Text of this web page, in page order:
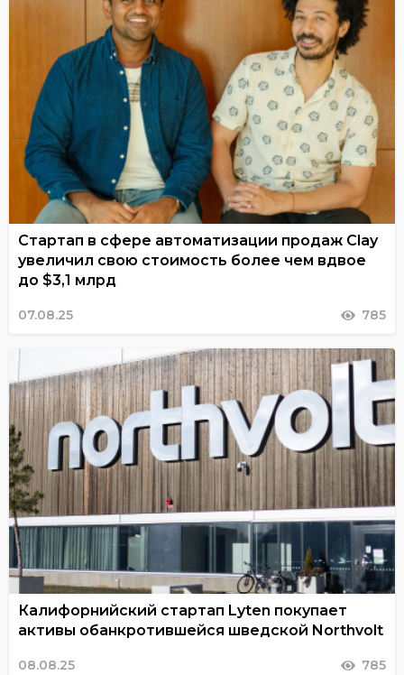
Стартап в сфере автоматизации продаж Clay
увеличил свою стоимость более чем вдвое
до $3,1 млрд
07.08.25 785
Калифорнийский стартап Lyten покупает
активы обанкротившейся шведской Northvolt
08.08.25 785